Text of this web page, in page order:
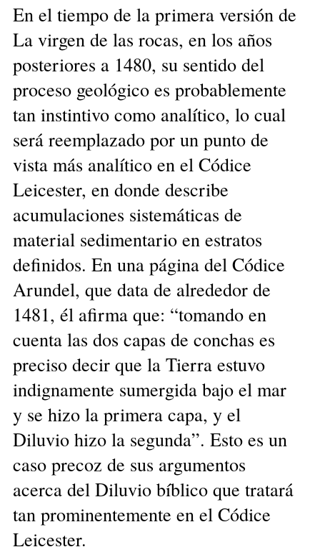
En el tiempo de la primera versión de
La virgen de las rocas, en los años
posteriores a 1480, su sentido del
proceso geológico es probablemente
tan instintivo como analítico, lo cual
será reemplazado por un punto de
vista más analítico en el Códice
Leicester, en donde describe
acumulaciones sistemáticas de
material sedimentario en estratos
definidos. En una página del Códice
Arundel, que data de alrededor de
1481, él afirma que: “tomando en
cuenta las dos capas de conchas es
preciso decir que la Tierra estuvo
indignamente sumergida bajo el mar
y se hizo la primera capa, y el
Diluvio hizo la segunda”. Esto es un
caso precoz de sus argumentos
acerca del Diluvio bíblico que tratará
tan prominentemente en el Códice
Leicester.